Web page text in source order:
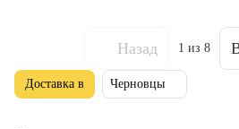
Назад 1 из 8
Доставка в Черновцы